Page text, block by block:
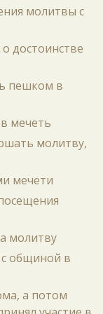
молитвы с
достоинстве
пешком в
мечеть
молитву,
мечети
молитву
общиной в
а потом